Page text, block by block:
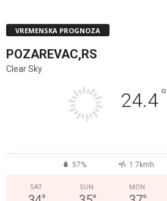
VREMENSKA PROGNOZA
POZAREVAC,RS
Clear Sky
24.4°
57% 1.7kmh
SAT SUN MON